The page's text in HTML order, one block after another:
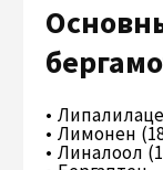
•
• Лимонен
• Линалоол